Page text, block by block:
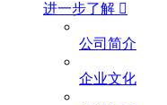
进一步了解 
公司简介
企业文化